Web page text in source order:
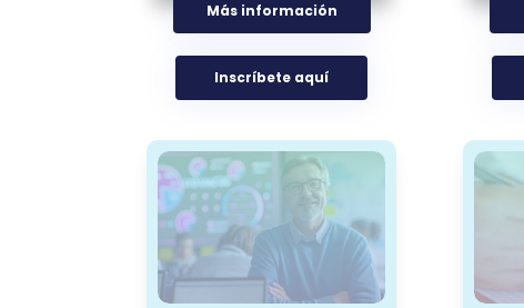
Más información
Inscríbete aquí